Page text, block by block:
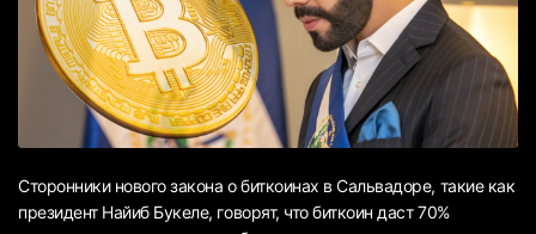
Сторонники нового закона о биткоинах в Сальвадоре, такие как
президент Найиб Букеле, говорят, что биткоин даст 70%